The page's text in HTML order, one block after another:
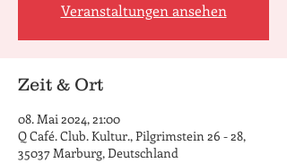
Veranstaltungen ansehen
Zeit & Ort
08. Mai 2024, 21:00
Q Café. Club. Kultur., Pilgrimstein 26 - 28,
35037 Marburg, Deutschland